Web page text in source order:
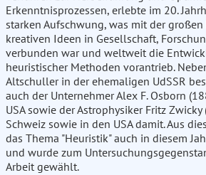
Erkenntnisprozessen, erlebte im 20.
starken Aufschwung, was mit der
kreativen Ideen in Gesellschaft,
verbunden war und weltweit die
heuristischer Methoden vorantrieb.
Altschuller in der ehemaligen UdSSR
auch der Unternehmer Alex F. Osborn
USA sowie der Astrophysiker Fritz
Schweiz sowie in den USA damit. Aus
das Thema "Heuristik" auch in diesem
und wurde zum
Arbeit gewählt.